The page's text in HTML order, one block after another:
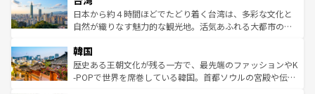
情報はコンテンツ一覧を参照してほしい。
人々、おいしいローカルフードやハワイアンミュージッ
ク、伝統的なフラダンスなど、すべてがハワイの魅力を彩
ワイを、存分に味わってほしい。 なお、新着のハワイ情報
はコンテンツ一覧を参照してほしい。
ク）、タスマニアの美しい原生林やケアンズの熱帯雨林な
ど、見どころがたくさん。また、カフェやワイン、オージ
いる。アクティビティも充実しており、サーフィンやダイ
ビング、ハイキングなど、アウトドア好きにはたまらな
い。オーストラリアの多彩な魅力を存分に味わいつくそ
日本から約４時間ほどでたどり着く台湾は、多彩な文化と
自然が織りなす魅力的な観光地。活気あふれる大都市の台
ン）、静ひつな山岳地帯である台湾東部など、都市の喧騒
と山間の静けさが共存しており、訪れる人に新しい発見と
驚きをもたらしてくれる。また、奥深い台湾の食文化も魅
韓国
歴史ある王朝文化が残る一方で、最先端のファッションやK
-POPで世界を席巻している韓国。首都ソウルの宮殿や伝統